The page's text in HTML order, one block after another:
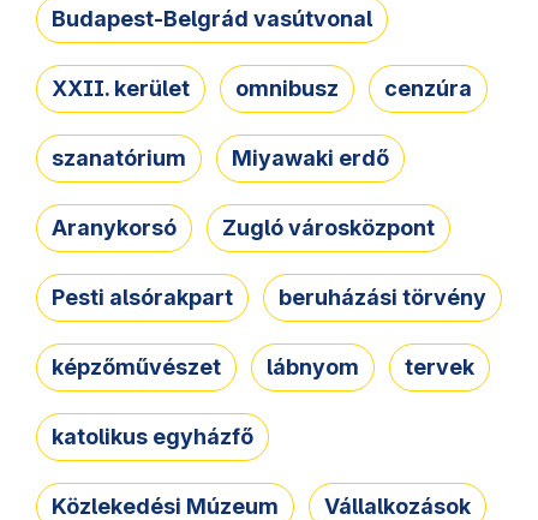
Budapest-Belgrád vasútvonal
XXII. kerület omnibusz cenzúra
szanatórium Miyawaki erdő
Aranykorsó Zugló városközpont
Pesti alsórakpart beruházási törvény
képzőművészet lábnyom tervek
katolikus egyházfő
Közlekedési Múzeum Vállalkozások